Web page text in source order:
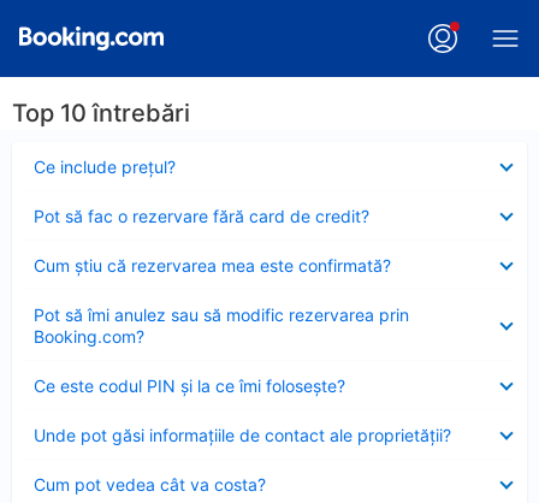
Top 10 întrebări
Ce include preţul?
închis
Pot să fac o rezervare fără card de credit?
închis
Cum ştiu că rezervarea mea este confirmată?
închis
Pot să îmi anulez sau să modific rezervarea prin
Booking.com?
închis
Ce este codul PIN şi la ce îmi foloseşte?
închis
Unde pot găsi informațiile de contact ale proprietății?
închis
Cum pot vedea cât va costa?
închis